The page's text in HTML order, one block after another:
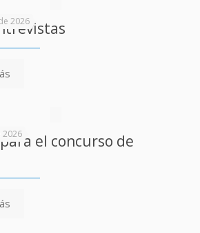
2026
2026
el concurso de